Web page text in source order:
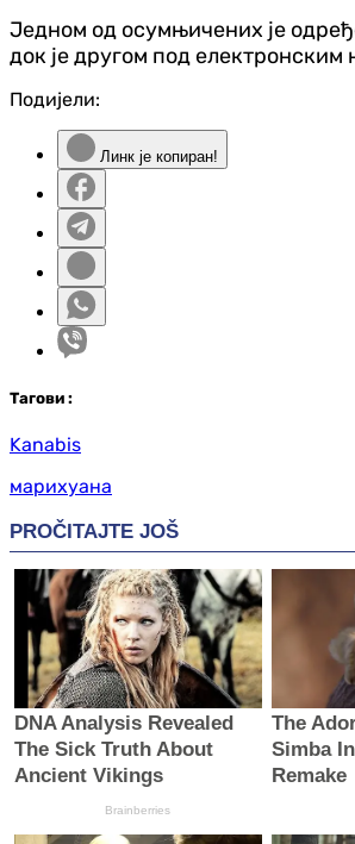
Једном од осумњичених је
док је другом под електронским
Подијели:
Линк је копиран!
Тагови :
Kanabis
марихуана